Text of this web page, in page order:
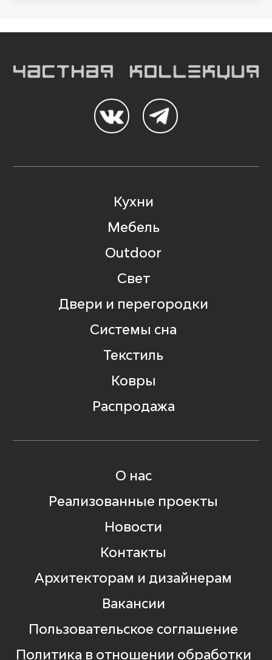
Кухни
Мебель
Outdoor
Свет
Двери и перегородки
Системы сна
Текстиль
Ковры
Распродажа
О нас
Реализованные проекты
Новости
Контакты
Архитекторам и дизайнерам
Вакансии
Пользовательское соглашение
Политика в отношении обработки